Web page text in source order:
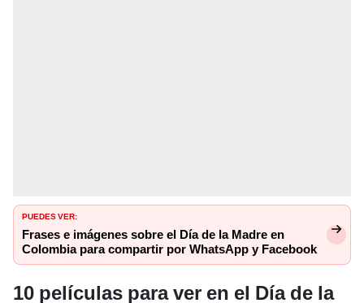
PUEDES VER:
Frases e imágenes sobre el Día de la Madre en
Colombia para compartir por WhatsApp y Facebook
10 películas para ver en el Día de la